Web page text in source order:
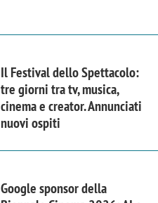
Il Festival dello Spettacolo:
tre giorni tra tv, musica,
cinema e creator. Annunciati
nuovi ospiti
Google sponsor della